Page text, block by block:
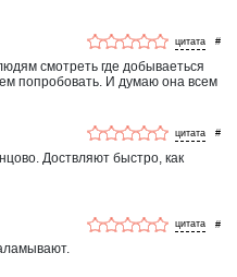
#
смотреть где добываеться
попробовать. И думаю она всем
#
Доствляют быстро, как
#